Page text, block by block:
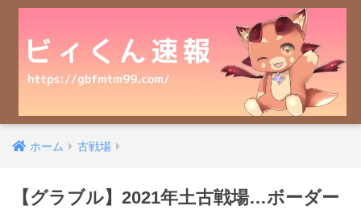
ホーム 古戦場
【グラブル】2021年土古戦場…ボーダー